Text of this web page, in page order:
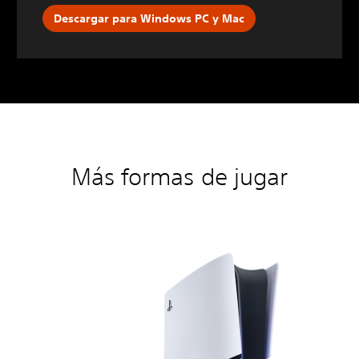
Descargar para Windows PC y Mac
Más formas de jugar